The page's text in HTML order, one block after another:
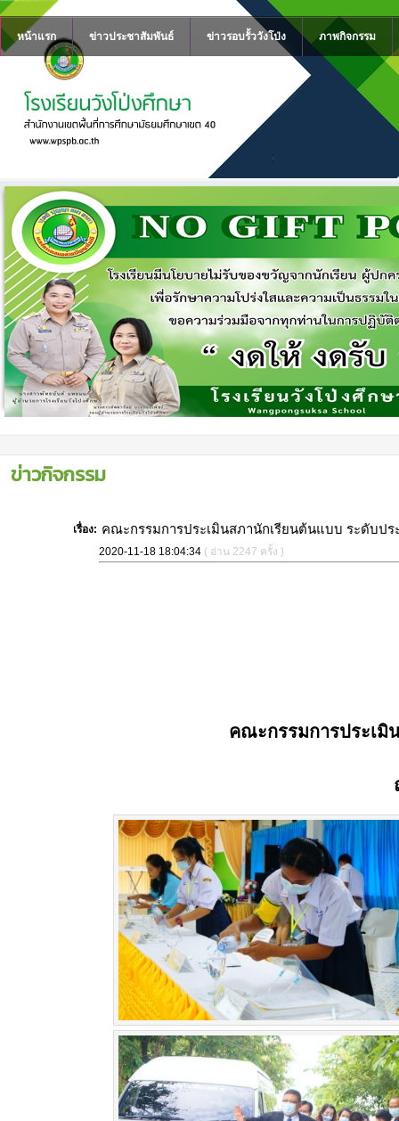
หน้าแรก ข่าวประชาสัมพันธ์ ข่าวรอบรั้ววังโป่ง ภาพกิจกรรม
ข่าวกิจกรรม
เรื่อง: คณะกรรมการประเมินสภานักเรียนต้นแบบ ระดับปร
2020-11-18 18:04:34 ( อ่าน 2247 ครั้ง )
คณะกรรมการประเ